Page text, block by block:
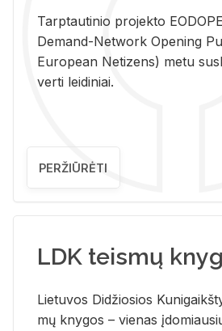
Tarp­tau­ti­nio pro­jek­to
De­mand-Ne­twork Ope­ning
Eu­ro­pe­an Ne­ti­zens) metu
ver­ti lei­di­niai.
PERŽIŪRĖTI
LDK teismų
Lie­tu­vos Di­džio­sios
mų kny­gos – vie­nas